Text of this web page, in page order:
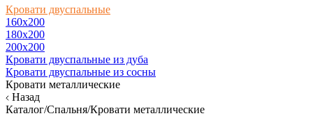
Кровати двуспальные
160х200
180x200
200x200
Кровати двуспальные из дуба
Кровати двуспальные из сосны
Кровати металлические
Назад
Каталог/Спальня/Кровати металлические